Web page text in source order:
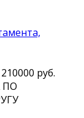
210000 руб.
ПО